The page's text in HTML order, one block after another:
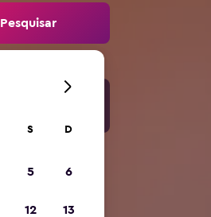
Pesquisar
S D
5 6
12 13